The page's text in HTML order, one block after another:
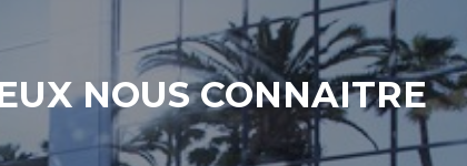
NOUS CONNAITRE